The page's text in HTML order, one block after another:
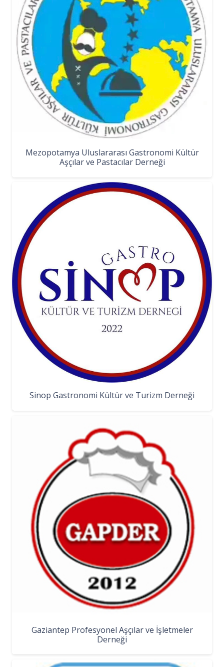
Mezopotamya Uluslararası Gastronomi Kültür
Aşçılar ve Pastacılar Derneği
Sinop Gastronomi Kültür ve Turizm Derneği
Gaziantep Profesyonel Aşçılar ve İşletmeler
Derneği